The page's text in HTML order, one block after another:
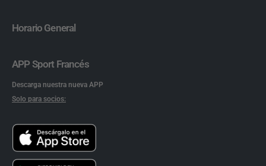
Horario General
APP Sport Francés
Descarga nuestra nueva APP
Solo para socios: